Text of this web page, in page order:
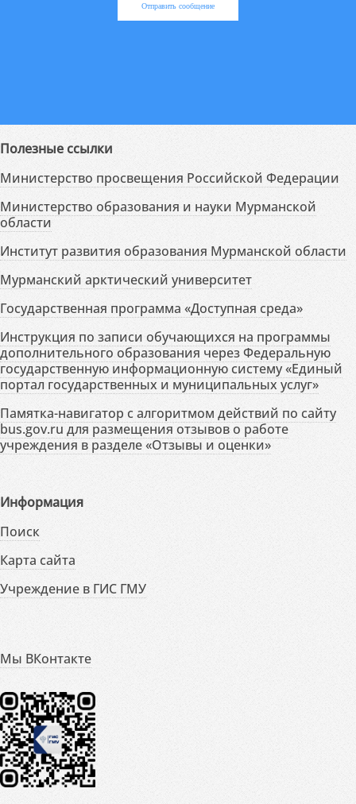
Отправить сообщение
Полезные ссылки
Министерство просвещения Российской Федерации
Министерство образования и науки Мурманской
области
Институт развития образования Мурманской области
Мурманский арктический университет
Государственная программа «Доступная среда»
Инструкция по записи обучающихся на программы
дополнительного образования через Федеральную
государственную информационную систему «Единый
портал государственных и муниципальных услуг»
Памятка-навигатор с алгоритмом действий по сайту
bus.gov.ru для размещения отзывов о работе
учреждения в разделе «Отзывы и оценки»
Информация
Поиск
Карта сайта
Учреждение в ГИС ГМУ
Мы ВКонтакте